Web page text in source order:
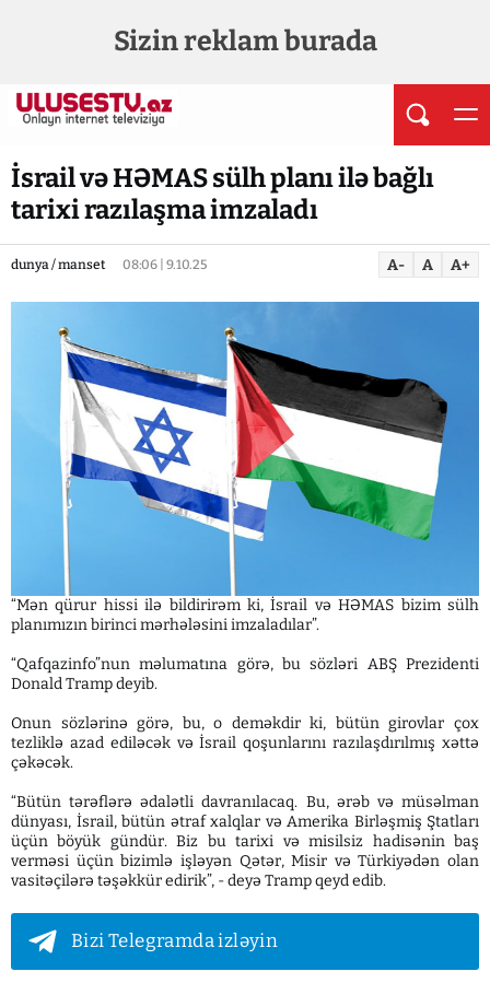
Sizin reklam burada
İsrail və HƏMAS sülh planı ilə bağlı
tarixi razılaşma imzaladı
dunya / manset 08:06 | 9.10.25 A- A A+
“Mən qürur hissi ilə bildirirəm ki, İsrail və HƏMAS bizim sülh
planımızın birinci mərhələsini imzaladılar”.
“Qafqazinfo”nun məlumatına görə, bu sözləri ABŞ Prezidenti
Donald Tramp deyib.
Onun sözlərinə görə, bu, o deməkdir ki, bütün girovlar çox
tezliklə azad ediləcək və İsrail qoşunlarını razılaşdırılmış xəttə
çəkəcək.
“Bütün tərəflərə ədalətli davranılacaq. Bu, ərəb və müsəlman
dünyası, İsrail, bütün ətraf xalqlar və Amerika Birləşmiş Ştatları
üçün böyük gündür. Biz bu tarixi və misilsiz hadisənin baş
verməsi üçün bizimlə işləyən Qətər, Misir və Türkiyədən olan
vasitəçilərə təşəkkür edirik”, - deyə Tramp qeyd edib.
Bizi Telegramda izləyin